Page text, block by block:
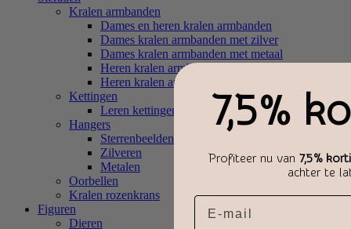
Kralen armbanden
Dames en heren kralen armbanden
Dames kralen armbanden met zilver
Dames kralen armbanden met metaal
Heren kralen armbanden met zilver
Heren kralen armbanden met metaal
Kettingen
Leren kettingen
Hangers
Sterrenbeelden
Zilveren
Metalen
Oorbellen
Kralen rozenkrans
Figuren
Dieren
7,5%
Profiteer nu van 7,5%
achter te
Email